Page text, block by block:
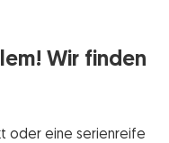
Wir finden
oder eine serienreife